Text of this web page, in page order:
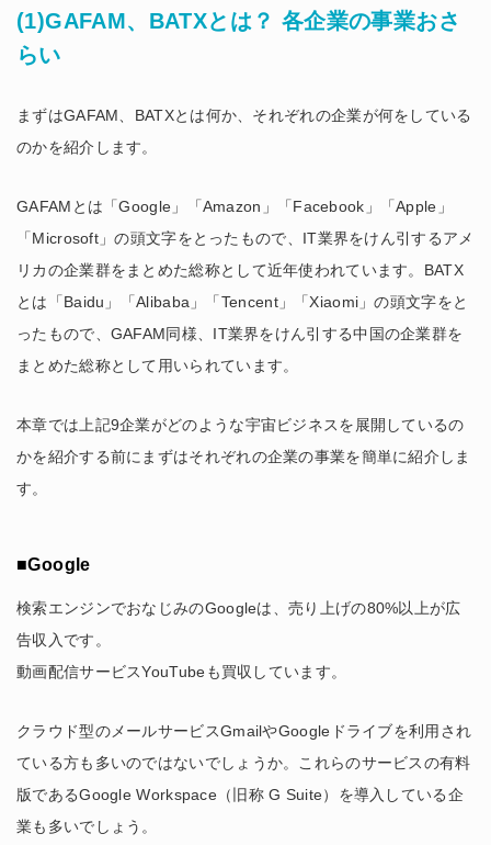
(1)GAFAM、BATXとは？ 各企業の事業おさ
らい
まずはGAFAM、BATXとは何か、それぞれの企業が何をしている
のかを紹介します。
GAFAMとは「Google」「Amazon」「Facebook」「Apple」
「Microsoft」の頭文字をとったもので、IT業界をけん引するアメ
リカの企業群をまとめた総称として近年使われています。BATX
とは「Baidu」「Alibaba」「Tencent」「Xiaomi」の頭文字をと
ったもので、GAFAM同様、IT業界をけん引する中国の企業群を
まとめた総称として用いられています。
本章では上記9企業がどのような宇宙ビジネスを展開しているの
かを紹介する前にまずはそれぞれの企業の事業を簡単に紹介しま
す。
■Google
検索エンジンでおなじみのGoogleは、売り上げの80%以上が広
告収入です。
動画配信サービスYouTubeも買収しています。
クラウド型のメールサービスGmailやGoogleドライブを利用され
ている方も多いのではないでしょうか。これらのサービスの有料
版であるGoogle Workspace（旧称 G Suite）を導入している企
業も多いでしょう。